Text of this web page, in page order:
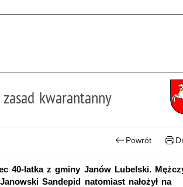
kwarantanny
Powrót
40-latka z gminy Janów Lubelski.
Sandepid natomiast nałożył na